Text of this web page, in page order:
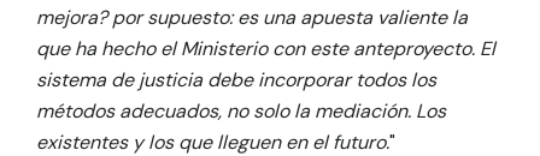
mejora? por supuesto: es una apuesta valiente la
que ha hecho el Ministerio con este anteproyecto. El
sistema de justicia debe incorporar todos los
métodos adecuados, no solo la mediación. Los
existentes y los que lleguen en el futuro."